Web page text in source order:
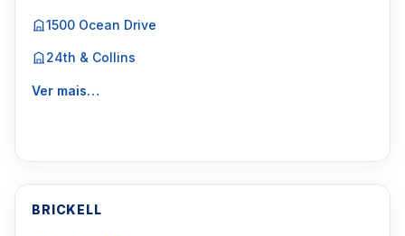
1500 Ocean Drive
24th & Collins
Ver mais…
BRICKELL